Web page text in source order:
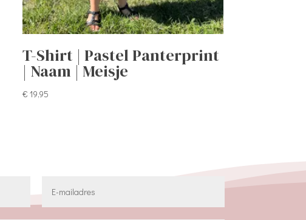
T-Shirt | Pastel Panterprint
| Naam | Meisje
€ 19,95